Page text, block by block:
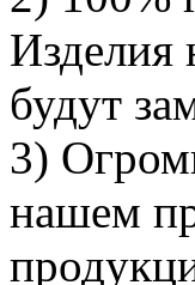
Изделия
будут
3)
нашем